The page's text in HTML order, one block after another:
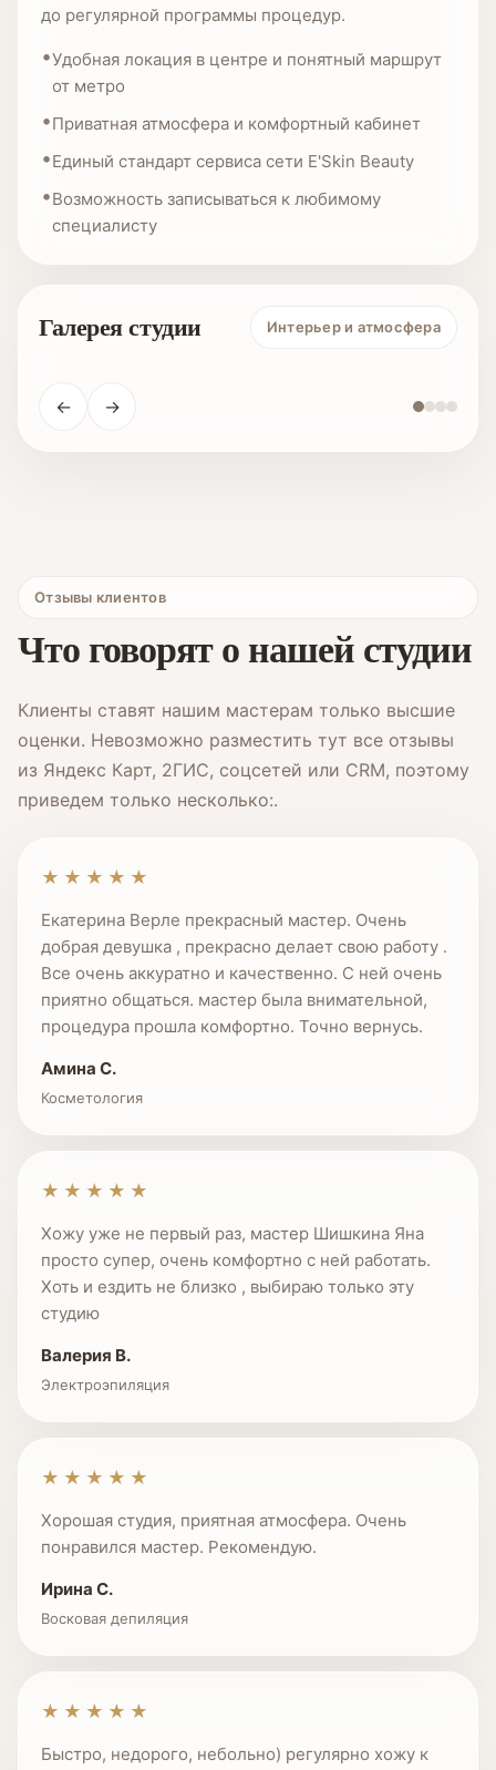
до регулярной программы процедур.
Удобная локация в центре и понятный маршрут
от метро
Приватная атмосфера и комфортный кабинет
Единый стандарт сервиса сети E'Skin Beauty
Возможность записываться к любимому
специалисту
Галерея студии Интерьер и атмосфера
← →
Отзывы клиентов
Что говорят о нашей студии
Клиенты ставят нашим мастерам только высшие
оценки. Невозможно разместить тут все отзывы
из Яндекс Карт, 2ГИС, соцсетей или CRM, поэтому
приведем только несколько:.
★★★★★
Екатерина Верле прекрасный мастер. Очень
добрая девушка , прекрасно делает свою работу .
Все очень аккуратно и качественно. С ней очень
приятно общаться. мастер была внимательной,
процедура прошла комфортно. Точно вернусь.
Амина С.
Косметология
★★★★★
Хожу уже не первый раз, мастер Шишкина Яна
просто супер, очень комфортно с ней работать.
Хоть и ездить не близко , выбираю только эту
студию
Валерия В.
Электроэпиляция
★★★★★
Хорошая студия, приятная атмосфера. Очень
понравился мастер. Рекомендую.
Ирина С.
Восковая депиляция
★★★★★
Быстро, недорого, небольно) регулярно хожу к